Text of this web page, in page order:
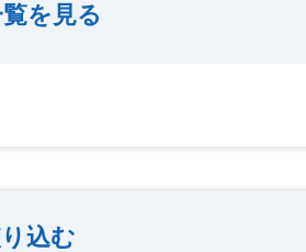
を見る
込む